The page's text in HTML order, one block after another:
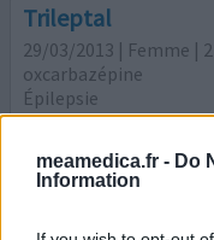
meamedica.fr - Do
Information
Trileptal
29/03/2013 | Femme |
oxcarbazépine
Épilepsie
Quantité effets
depuis environ 4-5